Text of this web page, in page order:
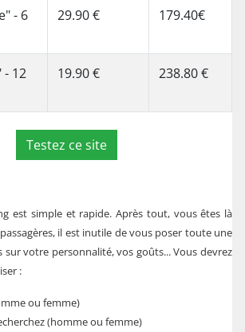
- 6
29.90 € 179.40€
12
19.90 € 238.80 €
Testez ce site
est simple et rapide. Après tout, vous êtes là
il est inutile de vous poser toute une
votre personnalité, vos goûts... Vous devrez
:
ou femme)
(homme ou femme)